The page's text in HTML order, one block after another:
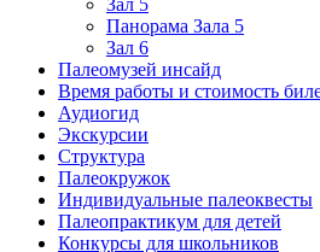
Панорама Зала 5
Зал 6
Палеомузей инсайд
Время работы и стоимость
Аудиогид
Экскурсии
Структура
Палеокружок
Индивидуальные палеоквесты
Палеопрактикум для детей
Конкурсы для школьников